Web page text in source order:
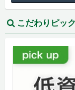
こだわりピッ